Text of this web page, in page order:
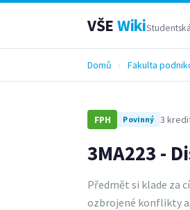
VŠE Wiki
Domů › Fakulta
FPH Povinný 3
3MA223 -
Předmět si klade za
ozbrojené konflikty